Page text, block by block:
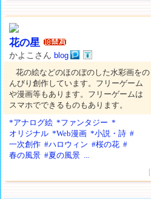
花の星
かよこさんblog
花の絵などのほのぼのした水彩画をの
んびり創作しています。フリーゲーム
や漫画等もあります。フリーゲームは
スマホでできるものもあります。
*アナログ絵 *ファンタジー *
オリジナル *Web漫画 *小説・詩 #
一次創作 #ハロウィン #桜の花 #
春の風景 #夏の風景 ...